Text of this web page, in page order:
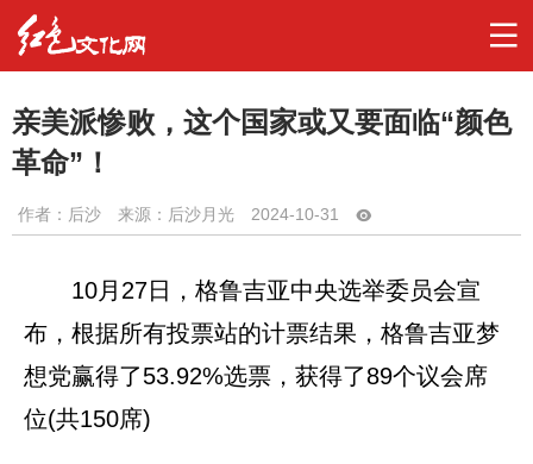
亲美派惨败，这个国家或又要面临“颜色
革命”！
作者： 后沙 来源：后沙月光 2024-10-31
10月27日，格鲁吉亚中央选举委员会宣
布，根据所有投票站的计票结果，格鲁吉亚梦
想党赢得了53.92%选票，获得了89个议会席
位(共150席)